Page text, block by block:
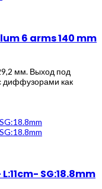
6 arms 140 mm
мм. Выход под
диффузорами как
SG:18.8mm